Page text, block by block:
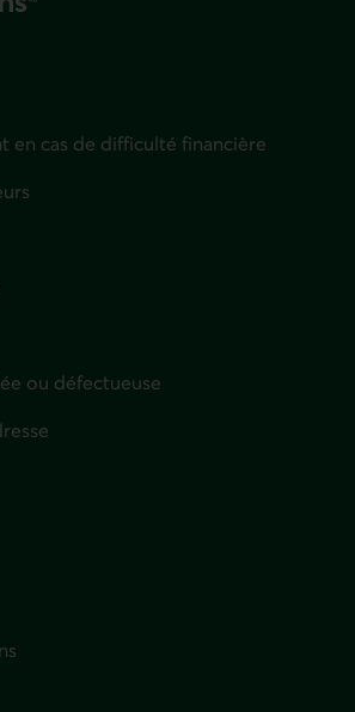
en cas de difficulté financière
ou défectueuse